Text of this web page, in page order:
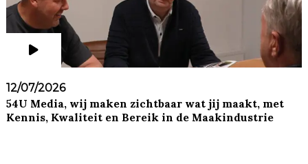
12/07/2026
54U Media, wij maken zichtbaar wat jij maakt, met
Kennis, Kwaliteit en Bereik in de Maakindustrie